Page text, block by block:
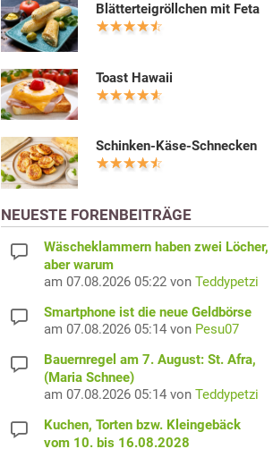
Blätterteigröllchen mit Feta
Toast Hawaii
Schinken-Käse-Schnecken
NEUESTE FORENBEITRÄGE
Wäscheklammern haben zwei Löcher,
aber warum
am 07.08.2026 05:22 von Teddypetzi
Smartphone ist die neue Geldbörse
am 07.08.2026 05:14 von Pesu07
Bauernregel am 7. August: St. Afra,
(Maria Schnee)
am 07.08.2026 05:14 von Teddypetzi
Kuchen, Torten bzw. Kleingebäck
vom 10. bis 16.08.2028